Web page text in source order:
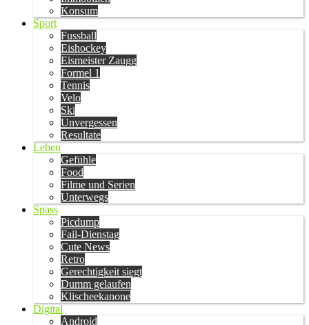
Konsum
Sport
Fussball
Eishockey
Eismeister Zaugg
Formel 1
Tennis
Velo
Ski
Unvergessen
Resultate
Leben
Gefühle
Food
Filme und Serien
Unterwegs
Spass
Picdump
Fail-Dienstag
Cute News
Retro
Gerechtigkeit siegt
Dumm gelaufen
Klischeekanone
Digital
Android